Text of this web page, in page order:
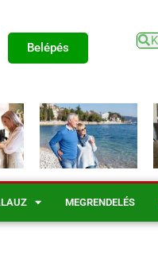
Belépés
MEGRENDELÉS